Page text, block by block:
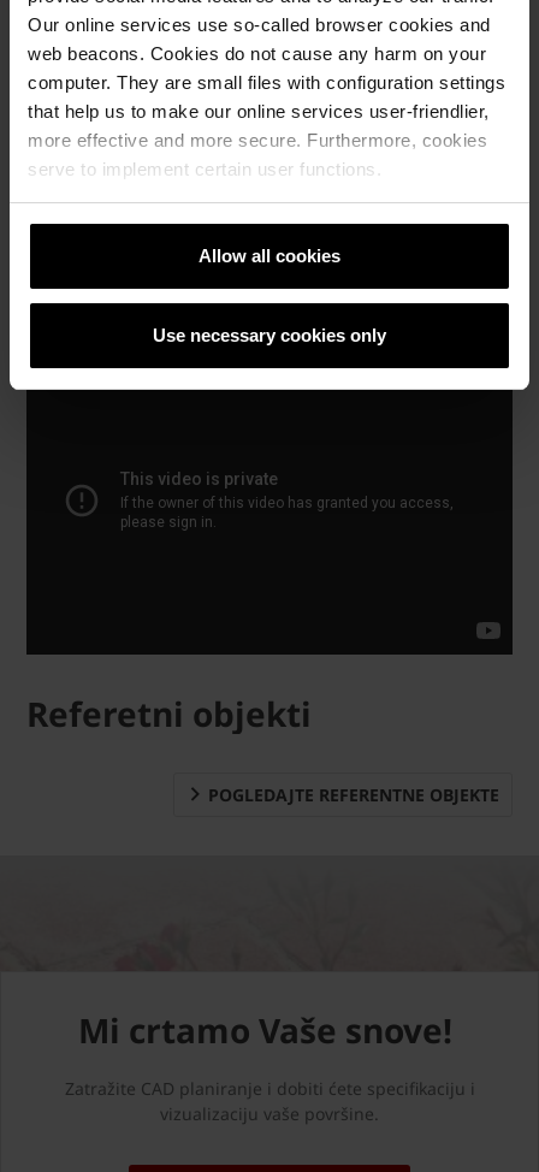
Our online services use so-called browser cookies and
web beacons. Cookies do not cause any harm on your
computer. They are small files with configuration settings
that help us to make our online services user-friendlier,
more effective and more secure. Furthermore, cookies
serve to implement certain user functions.
Allow all cookies
Use necessary cookies only
Semmelrock opločnici
Naručite Semmelrock CAD vizualizaciju
How to video sadržaj
dokumentacija
Referetni objekti
POGLEDAJTE REFERENTNE OBJEKTE
Mi crtamo Vaše snove!
Zatražite CAD planiranje i dobiti ćete specifikaciju i
vizualizaciju vaše površine.